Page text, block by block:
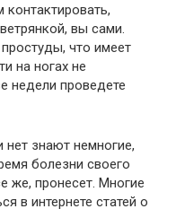
контактировать,
вы сами.
что имеет
на ногах не
недели проведете
нет знают немногие,
болезни своего
же, пронесет. Многие
в интернете статей о